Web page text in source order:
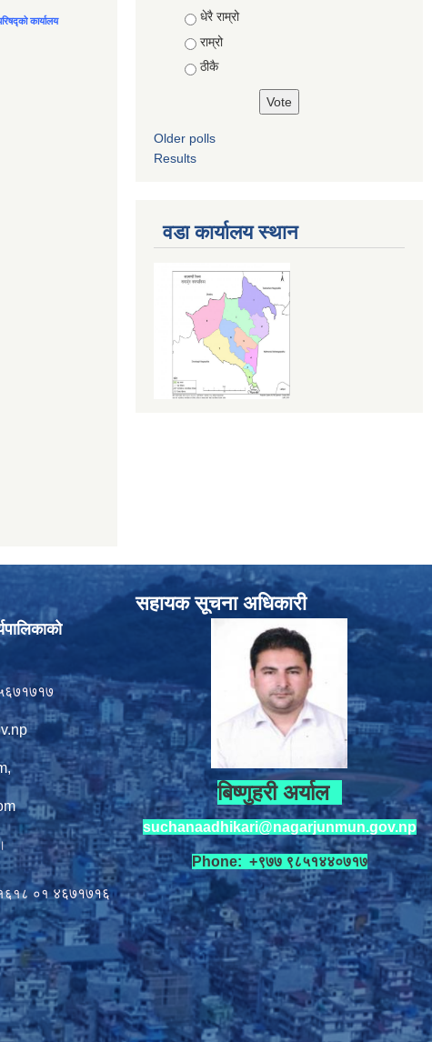
कार्यालय Choices
धेरै राम्रो
राम्रो
ठीकै
Older polls
Results
वडा कार्यालय स्थान
,
०१४६७१७१६
सहायक सूचना अधिकारी
बिष्णुहरी अर्याल
suchanaadhikari@nagarjunmun.gov.np
Phone: +९७७ ९८५१४४०७१७